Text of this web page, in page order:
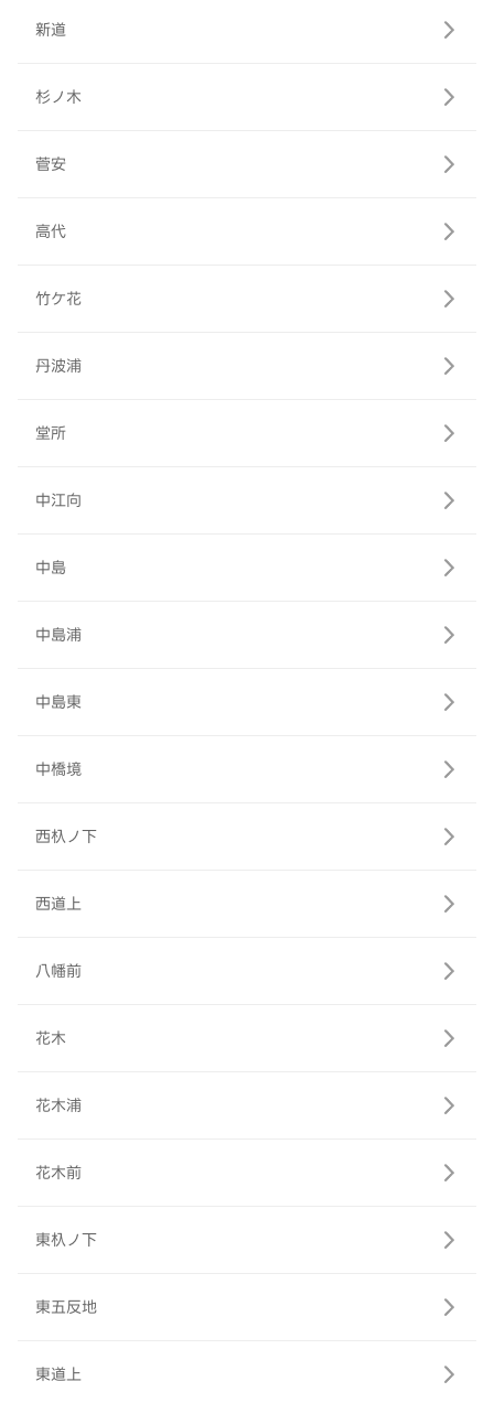
新道
杉ノ木
菅安
高代
竹ケ花
丹波浦
堂所
中江向
中島
中島浦
中島東
中橋境
西杁ノ下
西道上
八幡前
花木
花木浦
花木前
東杁ノ下
東五反地
東道上